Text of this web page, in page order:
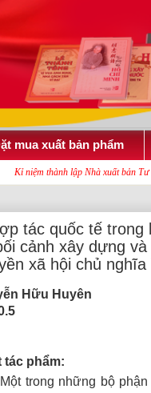
mua xuất bản phẩm
Kỉ niệm thành lập Nhà xuất bản Tư
tác quốc tế trong
cảnh xây dựng
xã hội chủ
Hữu Huyên
tác phẩm:
trong những bộ